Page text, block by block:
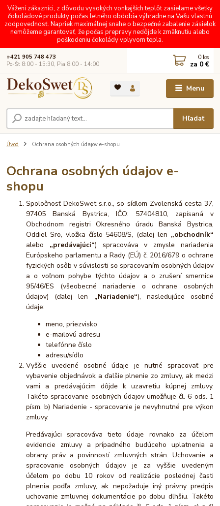
Vážení zákazníci, z dôvodu vysokých vonkajších teplôt zasielame všetky
čokoládové produkty počas letného obdobia výhradne na Vašu vlastnú
zodpovednosť. Napriek maximálnej snahe o bezpečné zabalenie zásielok
nemôžeme garantovať, že počas prepravy nedôjde k zmäknutiu alebo
poškodeniu čokolády vplyvom tepla.
Menu
Hľadať
+421 905 748 473
Po-Št 8:00 - 15:30, Pia 8:00 - 14:00
0 ks
za 0 €
Úvod Ochrana osobných údajov e-shopu
Ochrana osobných údajov e-
shopu
Spoločnosť DekoSwet s.r.o., so sídlom Zvolenská cesta 37,
97405 Banská Bystrica, IČO: 57404810, zapísaná v
Obchodnom registri Okresného úradu Banská Bystrica,
Oddiel Sro, vložka číslo 54608/S, (ďalej len „obchodník“
alebo „predávajúci“) spracováva v zmysle nariadenia
Európskeho parlamentu a Rady (EÚ) č. 2016/679 o ochrane
fyzických osôb v súvislosti so spracovaním osobných údajov
a o voľnom pohybe týchto údajov a o zrušení smernice
95/46/ES (všeobecné nariadenie o ochrane osobných
údajov) (ďalej len „Nariadenie“), nasledujúce osobné
údaje:
meno, priezvisko
e-mailovú adresu
telefónne číslo
adresu/sídlo
Vyššie uvedené osobné údaje je nutné spracovať pre
vybavenie objednávok a ďalšie plnenie zo zmluvy, ak medzi
vami a predávajúcim dôjde k uzavretiu kúpnej zmluvy.
Takéto spracovanie osobných údajov umožňuje čl. 6 ods. 1
písm. b) Nariadenie - spracovanie je nevyhnutné pre výkon
zmluvy.
Predávajúci spracováva tieto údaje rovnako za účelom
evidencie zmluvy a prípadného budúceho uplatnenia a
obrany práv a povinností zmluvných strán. Uchovanie a
spracovanie osobných údajov je za vyššie uvedeným
účelom po dobu 10 rokov od realizácie poslednej časti
plnenia podľa zmluvy, ak nepožaduje iný právny predpis
uchovanie zmluvnej dokumentácie po dobu dlhšiu. Takéto